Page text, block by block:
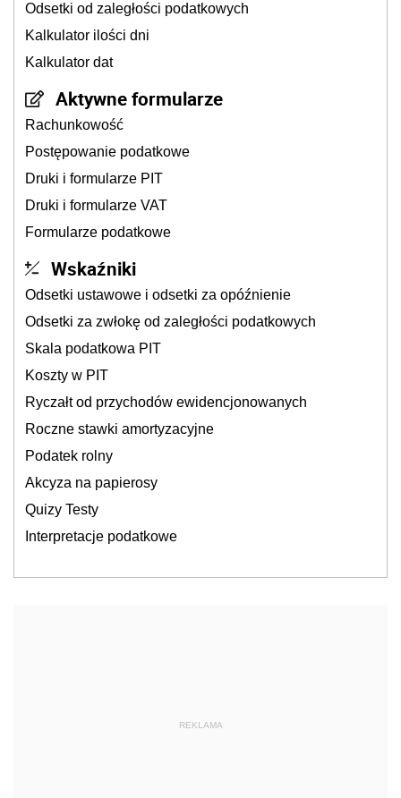
Odsetki od zaległości podatkowych
Kalkulator ilości dni
Kalkulator dat
Aktywne formularze
Rachunkowość
Postępowanie podatkowe
Druki i formularze PIT
Druki i formularze VAT
Formularze podatkowe
Wskaźniki
Odsetki ustawowe i odsetki za opóźnienie
Odsetki za zwłokę od zaległości podatkowych
Skala podatkowa PIT
Koszty w PIT
Ryczałt od przychodów ewidencjonowanych
Roczne stawki amortyzacyjne
Podatek rolny
Akcyza na papierosy
Quizy Testy
Interpretacje podatkowe
REKLAMA